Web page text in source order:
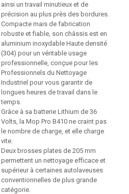
ainsi un travail minutieux et de
précision au plus près des bordures.
Compacte mais de fabrication
robuste et fiable, son châssis est en
aluminium inoxydable Haute densité
(304) pour un véritable usage
professionnelle, conçue pour les
Professionnels du Nettoyage
Industriel pour vous garantir de
longues heures de travail dans le
temps.
Grâce à sa batterie Lithium de 36
Volts, la Mop Pro B410 ne craint pas
le nombre de charge, et elle charge
vite.
Deux brosses plates de 205 mm
permettent un nettoyage efficace et
supérieur à certaines autolaveuses
conventionnelles de plus grande
catégorie.